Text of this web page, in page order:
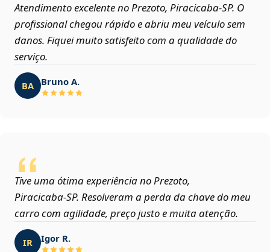
Atendimento excelente no Prezoto, Piracicaba‑SP. O
profissional chegou rápido e abriu meu veículo sem
danos. Fiquei muito satisfeito com a qualidade do
serviço.
BA Bruno A.
Tive uma ótima experiência no Prezoto,
Piracicaba‑SP. Resolveram a perda da chave do meu
carro com agilidade, preço justo e muita atenção.
IR Igor R.